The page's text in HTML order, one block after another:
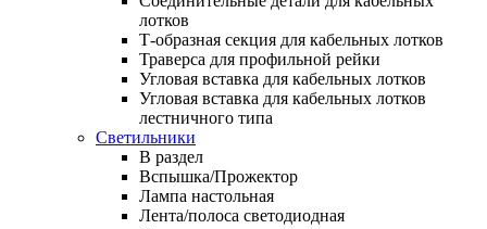
лотков
Т-образная секция для кабельных лотков
Траверса для профильной рейки
Угловая вставка для кабельных лотков
Угловая вставка для кабельных лотков
лестничного типа
Светильники
В раздел
Вспышка/Прожектор
Лампа настольная
Лента/полоса светодиодная